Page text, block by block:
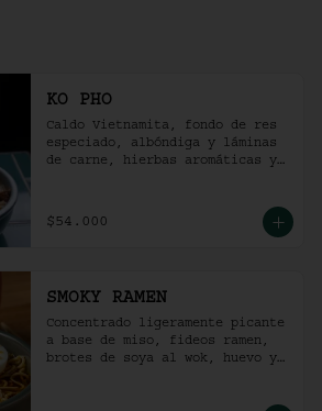
KO PHO
Caldo Vietnamita, fondo de res
especiado, albóndiga y láminas
de carne, hierbas aromáticas y
$54.000
SMOKY RAMEN
Concentrado ligeramente picante
a base de miso, fideos ramen,
brotes de soya al wok, huevo y